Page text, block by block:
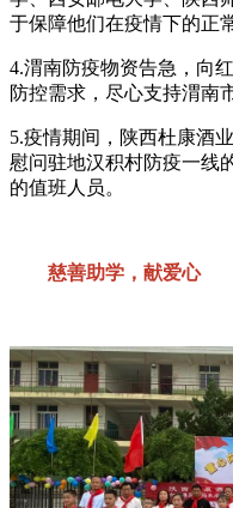
于保障他们在疫情下的正常
4.渭南防疫物资告急，
防控需求，尽心支持渭南市
5.疫情期间，陕西杜康酒
慰问驻地汉积村防疫一线的
的值班人员。
慈善助学，献爱心